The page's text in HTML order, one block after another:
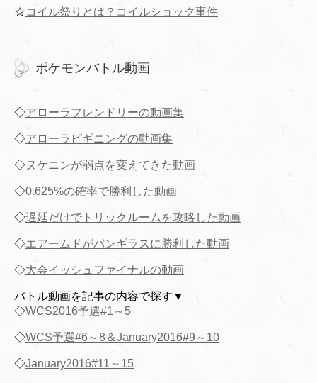
☆コイル祭りとは？コイルショック事件
ポケモンバトル動画
◇アローラフレンドリーの動画集
◇アローラビギニングの動画集
◇ヌケニンが弱点を変えてきた動画
◇0.625%の確率で勝利した動画
◇遅延だけでトリックルームを攻略した動画
◇エアームドがバンギラスに勝利した動画
◇大会イッシュファイナルの動画
バトル動画を記事の内容で探す▼
◇WCS2016予選#1～5
◇WCS予選#6～8＆January2016#9～10
◇January2016#11～15